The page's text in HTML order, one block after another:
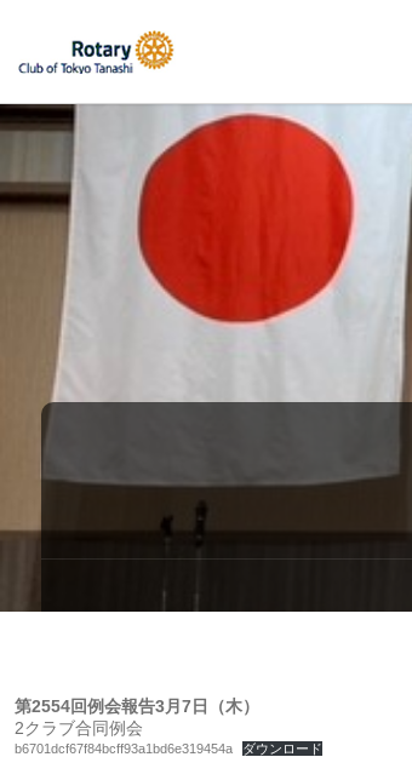
第2554回例会報告3月7日（木）
2クラブ合同例会
b6701dcf67f84bcff93a1bd6e319454a ダウンロード